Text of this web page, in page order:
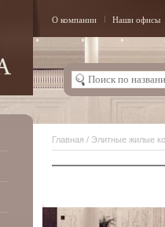
О компании Наши офисы
Главная / Элитные жилые